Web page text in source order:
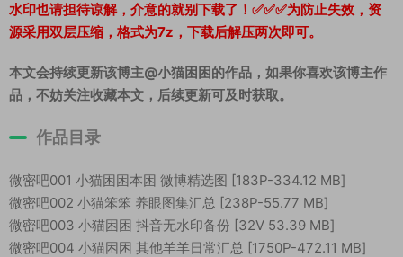
水印也请担待谅解，介意的就别下载了！✅✅✅为防止失效，资
源采用双层压缩，格式为7z，下载后解压两次即可。
本文会持续更新该博主@小猫困困的作品，如果你喜欢该博主作
品，不妨关注收藏本文，后续更新可及时获取。
作品目录
微密吧001 小猫困困本困 微博精选图 [183P-334.12 MB]
微密吧002 小猫笨笨 养眼图集汇总 [238P-55.77 MB]
微密吧003 小猫困困 抖音无水印备份 [32V 53.39 MB]
微密吧004 小猫困困 其他羊羊日常汇总 [1750P-472.11 MB]